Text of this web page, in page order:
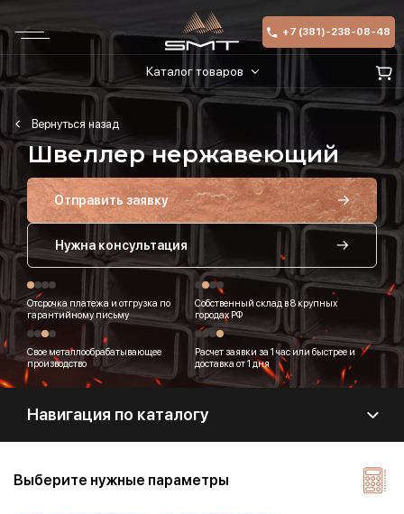
+7 (381)-238-08-48
Каталог товаров
Швеллер нержавеющий
Отправить заявку
Нужна консультация
Отсрочка платежа и отгрузка по
гарантийному письму
Собственный склад в 8 крупных
городах РФ
Свое металлообрабатывающее
производство
Расчет заявки за 1 час или быстрее и
доставка от 1 дня
Навигация по каталогу
Выберите нужные параметры